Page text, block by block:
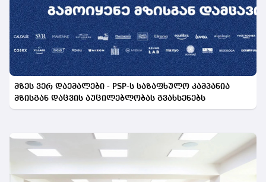
მზეს ვერ დაემალები - PSP-ს საზაფხულო კამპანია
მზისგან დაცვის აუცილებლობას გვახსენებს